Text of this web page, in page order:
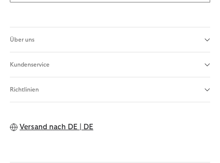
Über uns
Kundenservice
Richtlinien
Versand nach DE | DE